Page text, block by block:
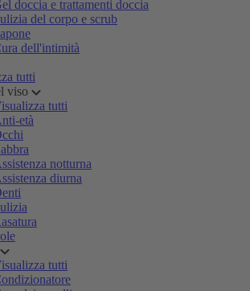
doccia e trattamenti doccia
del corpo e scrub
dell'intimità
tutti
viso
tutti
età
notturna
diurna
tutti